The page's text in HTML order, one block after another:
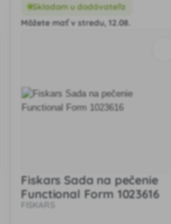
Skladom u dodávateľa
Môžete mať v stredu, 12.08.
Fiskars Sada na pečenie
Functional Form 1023616
FISKARS